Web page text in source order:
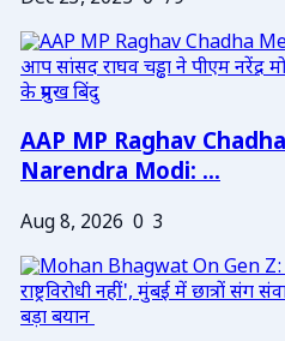
AAP MP Raghav
Narendra Modi: ...
Aug 8, 2026 0 3